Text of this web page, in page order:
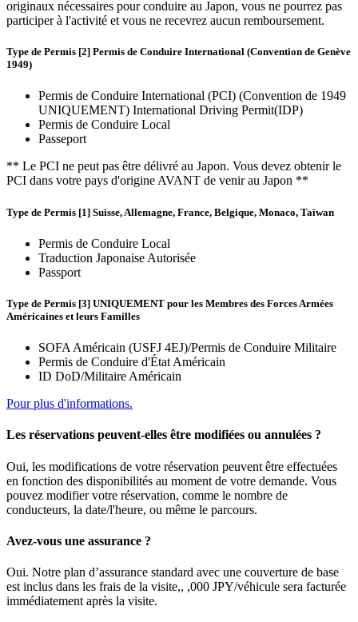
originaux nécessaires pour conduire au Japon, vous ne pourrez pas
participer à l'activité et vous ne recevrez aucun remboursement.
Type de Permis [2] Permis de Conduire International (Convention de Genève
1949)
Permis de Conduire International (PCI) (Convention de 1949
UNIQUEMENT) International Driving Permit(IDP)
Permis de Conduire Local
Passeport
** Le PCI ne peut pas être délivré au Japon. Vous devez obtenir le
PCI dans votre pays d'origine AVANT de venir au Japon **
Type de Permis [1] Suisse, Allemagne, France, Belgique, Monaco, Taïwan
Permis de Conduire Local
Traduction Japonaise Autorisée
Passport
Type de Permis [3] UNIQUEMENT pour les Membres des Forces Armées
Américaines et leurs Familles
SOFA Américain (USFJ 4EJ)/Permis de Conduire Militaire
Permis de Conduire d'État Américain
ID DoD/Militaire Américain
Pour plus d'informations.
Les réservations peuvent-elles être modifiées ou annulées ?
Oui, les modifications de votre réservation peuvent être effectuées
en fonction des disponibilités au moment de votre demande. Vous
pouvez modifier votre réservation, comme le nombre de
conducteurs, la date/l'heure, ou même le parcours.
Avez-vous une assurance ?
Oui. Notre plan d’assurance standard avec une couverture de base
est inclus dans les frais de la visite,, ,000 JPY/véhicule sera facturée
immédiatement après la visite.